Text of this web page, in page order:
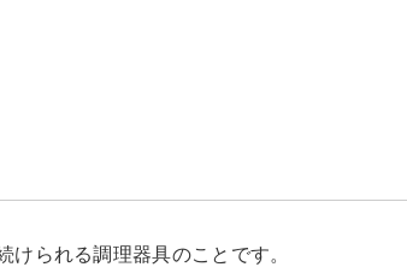
られる調理器具のことです。